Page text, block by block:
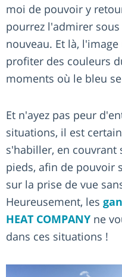
moi de pouvoir y
pourrez l'admirer
nouveau. Et là,
profiter des couleurs
moments où le bleu
Et n'ayez pas peur
situations, il est
s'habiller, en couvrant
pieds, afin de pouvoir
sur la prise de vue
Heureusement, les
HEAT COMPANY ne
dans ces situations !